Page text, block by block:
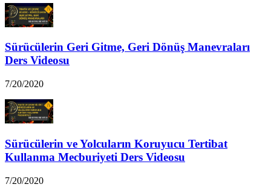
Sürücülerin Geri Gitme, Geri Dönüş Manevraları
Ders Videosu
7/20/2020
Sürücülerin ve Yolcuların Koruyucu Tertibat
Kullanma Mecburiyeti Ders Videosu
7/20/2020